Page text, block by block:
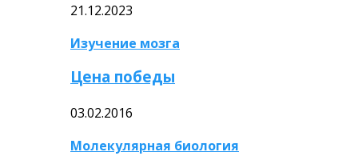
21.12.2023
Изучение мозга
Цена победы
03.02.2016
Молекулярная биология